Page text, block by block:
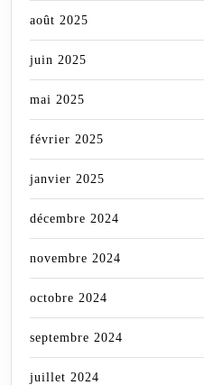
août 2025
juin 2025
mai 2025
février 2025
janvier 2025
décembre 2024
novembre 2024
octobre 2024
septembre 2024
juillet 2024